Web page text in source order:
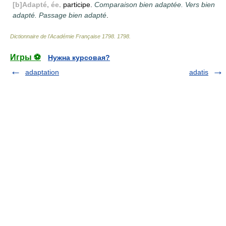
[b]Adapté, ée . participe. Comparaison bien adaptée. Vers bien
adapté. Passage bien adapté
Dictionnaire de l'Académie Française 1798 1798
Игры ⚽
Нужна курсовая?
adaptation
adatis